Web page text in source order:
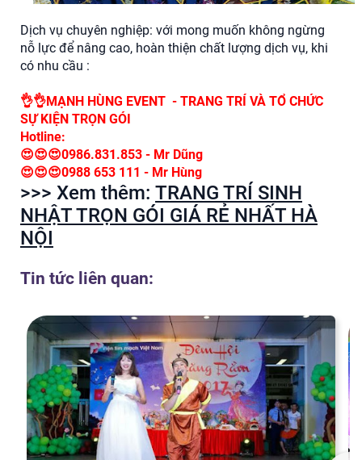
Dịch vụ chuyên nghiệp: với mong muốn không ngừng
nỗ lực để nâng cao, hoàn thiện chất lượng dịch vụ, khi
có nhu cầu :
👌👌MẠNH HÙNG EVENT - TRANG TRÍ VÀ TỔ CHỨC
SỰ KIỆN TRỌN GÓI
Hotline:
😍😍😍0986.831.853 - Mr Dũng
😍😍😍0988 653 111 - Mr Hùng
>>> Xem thêm: TRANG TRÍ SINH
NHẬT TRỌN GÓI GIÁ RẺ NHẤT HÀ
NỘI
Tin tức liên quan: